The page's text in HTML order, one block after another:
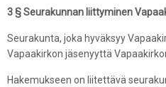
3 § Seurakunnan liittyminen
Seurakunta, joka hyväksyy
Vapaakirkon jäsenyyttä
Hakemukseen on liitettävä